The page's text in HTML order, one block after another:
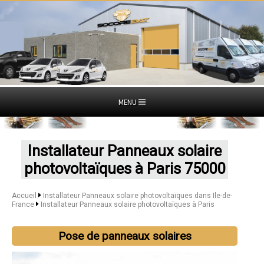
MENU
Installateur Panneaux solaire
photovoltaïques à Paris 75000
Accueil
Installateur Panneaux solaire photovoltaïques dans Ile-de-
France
Installateur Panneaux solaire photovoltaïques à Paris
Pose de panneaux solaires